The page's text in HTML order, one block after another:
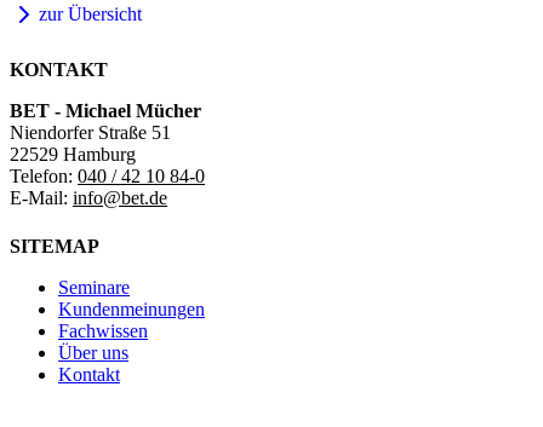
zur Übersicht
KONTAKT
BET - Michael Mücher
Niendorfer Straße 51
22529 Hamburg
Telefon: 040 / 42 10 84-0
E-Mail: info@bet.de
SITEMAP
Seminare
Kundenmeinungen
Fachwissen
Über uns
Kontakt